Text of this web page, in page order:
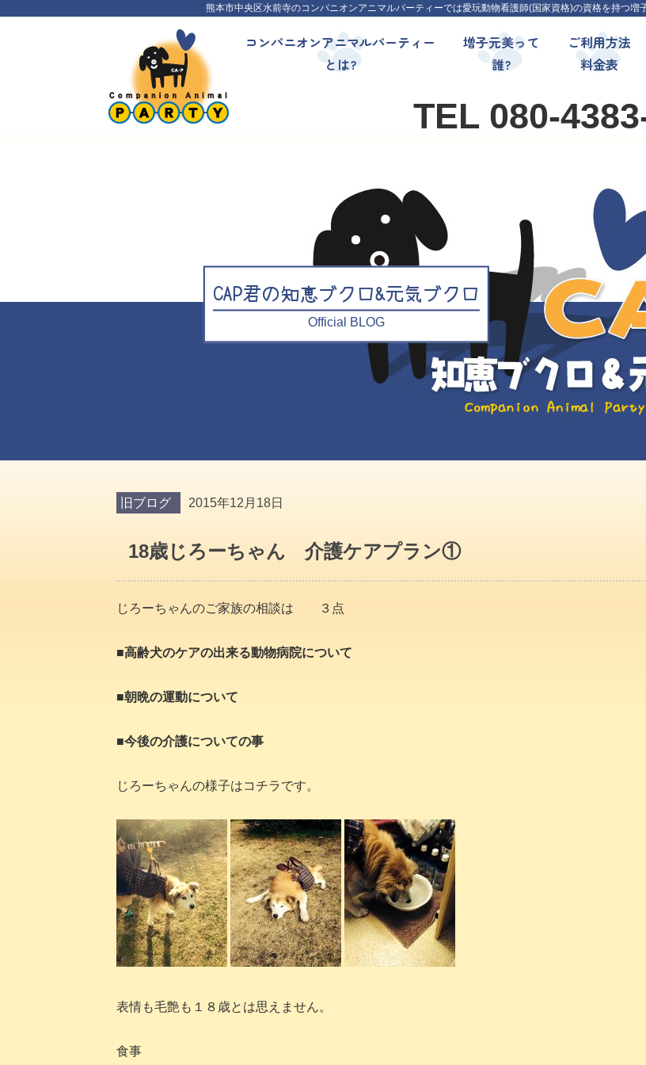
熊本市中央区水前寺のコンパニオンアニマルパーティーでは愛玩動物看護師(国家資格)の資格を持つ増
コンパニオンアニマルパーティー
とは?
増子元美って
誰?
ご利用方法
料金表
TEL 080-
CAP君の知恵ブクロ&元気ブクロ
Official BLOG
旧ブログ 2015年12月18日
18歳じろーちゃん 介護ケアプラン①
じろーちゃんのご家族の相談は ３点
■高齢犬のケアの出来る動物病院について
■朝晩の運動について
■今後の介護についての事
じろーちゃんの様子はコチラです。
表情も毛艶も１８歳とは思えません。
食事